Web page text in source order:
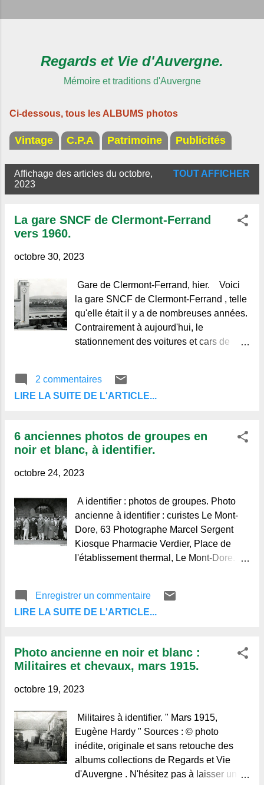
Regards et Vie d'Auvergne.
Mémoire et traditions d'Auvergne
Ci-dessous, tous les ALBUMS photos
Vintage C.P.A Patrimoine Publicités
A
r
Affichage des articles du octobre,
2023
TOUT AFFICHER
La gare SNCF de Clermont-Ferrand
vers 1960.
octobre 30, 2023
Gare de Clermont-Ferrand, hier. Voici
la gare SNCF de Clermont-Ferrand , telle
qu'elle était il y a de nombreuses années.
Contrairement à aujourd'hui, le
stationnement des voitures et cars de
cette photo, on peut penser, sans trop de
risque d'erreur, que la scène se passe
l'anecdote, sachez aussi qu'aujourd'hui,
malgré de gigantesques travaux, et alors
qu'elle se veut "intermodal" elle n'est
le Tram Clermontois , mais on se
consolera, sans doute, de pouvoir y louer
un ... vélo ! Liens vers autres albums
photos de ce blog : Mariages,
communions, baptêmes Militaria Portraits
avions Les écoles, classes Pochettes
photos vintages Sources : © photo
2 commentaires
LIRE LA SUITE DE L'ARTICLE...
6 anciennes photos de groupes en
noir et blanc, à identifier.
octobre 24, 2023
A identifier : photos de groupes. Photo
ancienne à identifier : curistes Le Mont-
Dore, 63 Photographe Marcel Sergent
Kiosque Pharmacie Verdier, Place de
l'établissement thermal, Le Mont-Dore.
François Vazeille, 58 rue Gomot Riom,
63. Photo ancienne à identifier Photo
Photographe : Studio des Carmes H.
Bigay, Avenue d'Italie Clermont-Ferrand,
63. Sources : © photos inédites,
collections de Regards et Vie
d'Auvergne. N'hésitez pas à laisser un
commentaire ou à vous abonner aux
publications du blog, au bas des articles.
Merci de votre visite et à bientôt.
Enregistrer un commentaire
LIRE LA SUITE DE L'ARTICLE...
Photo ancienne en noir et blanc :
Militaires et chevaux, mars 1915.
octobre 19, 2023
Militaires à identifier. " Mars 1915,
Eugène Hardy " Sources : © photo
inédite, originale et sans retouche des
albums collections de Regards et Vie
d'Auvergne . N'hésitez pas à laisser un